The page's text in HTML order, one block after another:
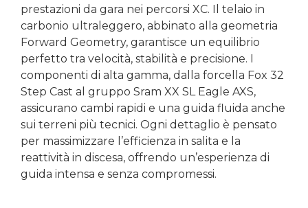
prestazioni da gara nei percorsi XC. Il telaio in
carbonio ultraleggero, abbinato alla geometria
Forward Geometry, garantisce un equilibrio
perfetto tra velocità, stabilità e precisione. I
componenti di alta gamma, dalla forcella Fox 32
Step Cast al gruppo Sram XX SL Eagle AXS,
assicurano cambi rapidi e una guida fluida anche
sui terreni più tecnici. Ogni dettaglio è pensato
per massimizzare l’efficienza in salita e la
reattività in discesa, offrendo un’esperienza di
guida intensa e senza compromessi.